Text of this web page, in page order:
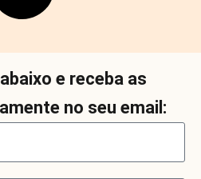
e receba as
no seu email: